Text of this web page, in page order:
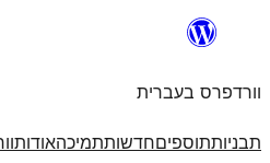
וורדפרס בעברית
תבניותתוספיםחדשותתמיכהאודות